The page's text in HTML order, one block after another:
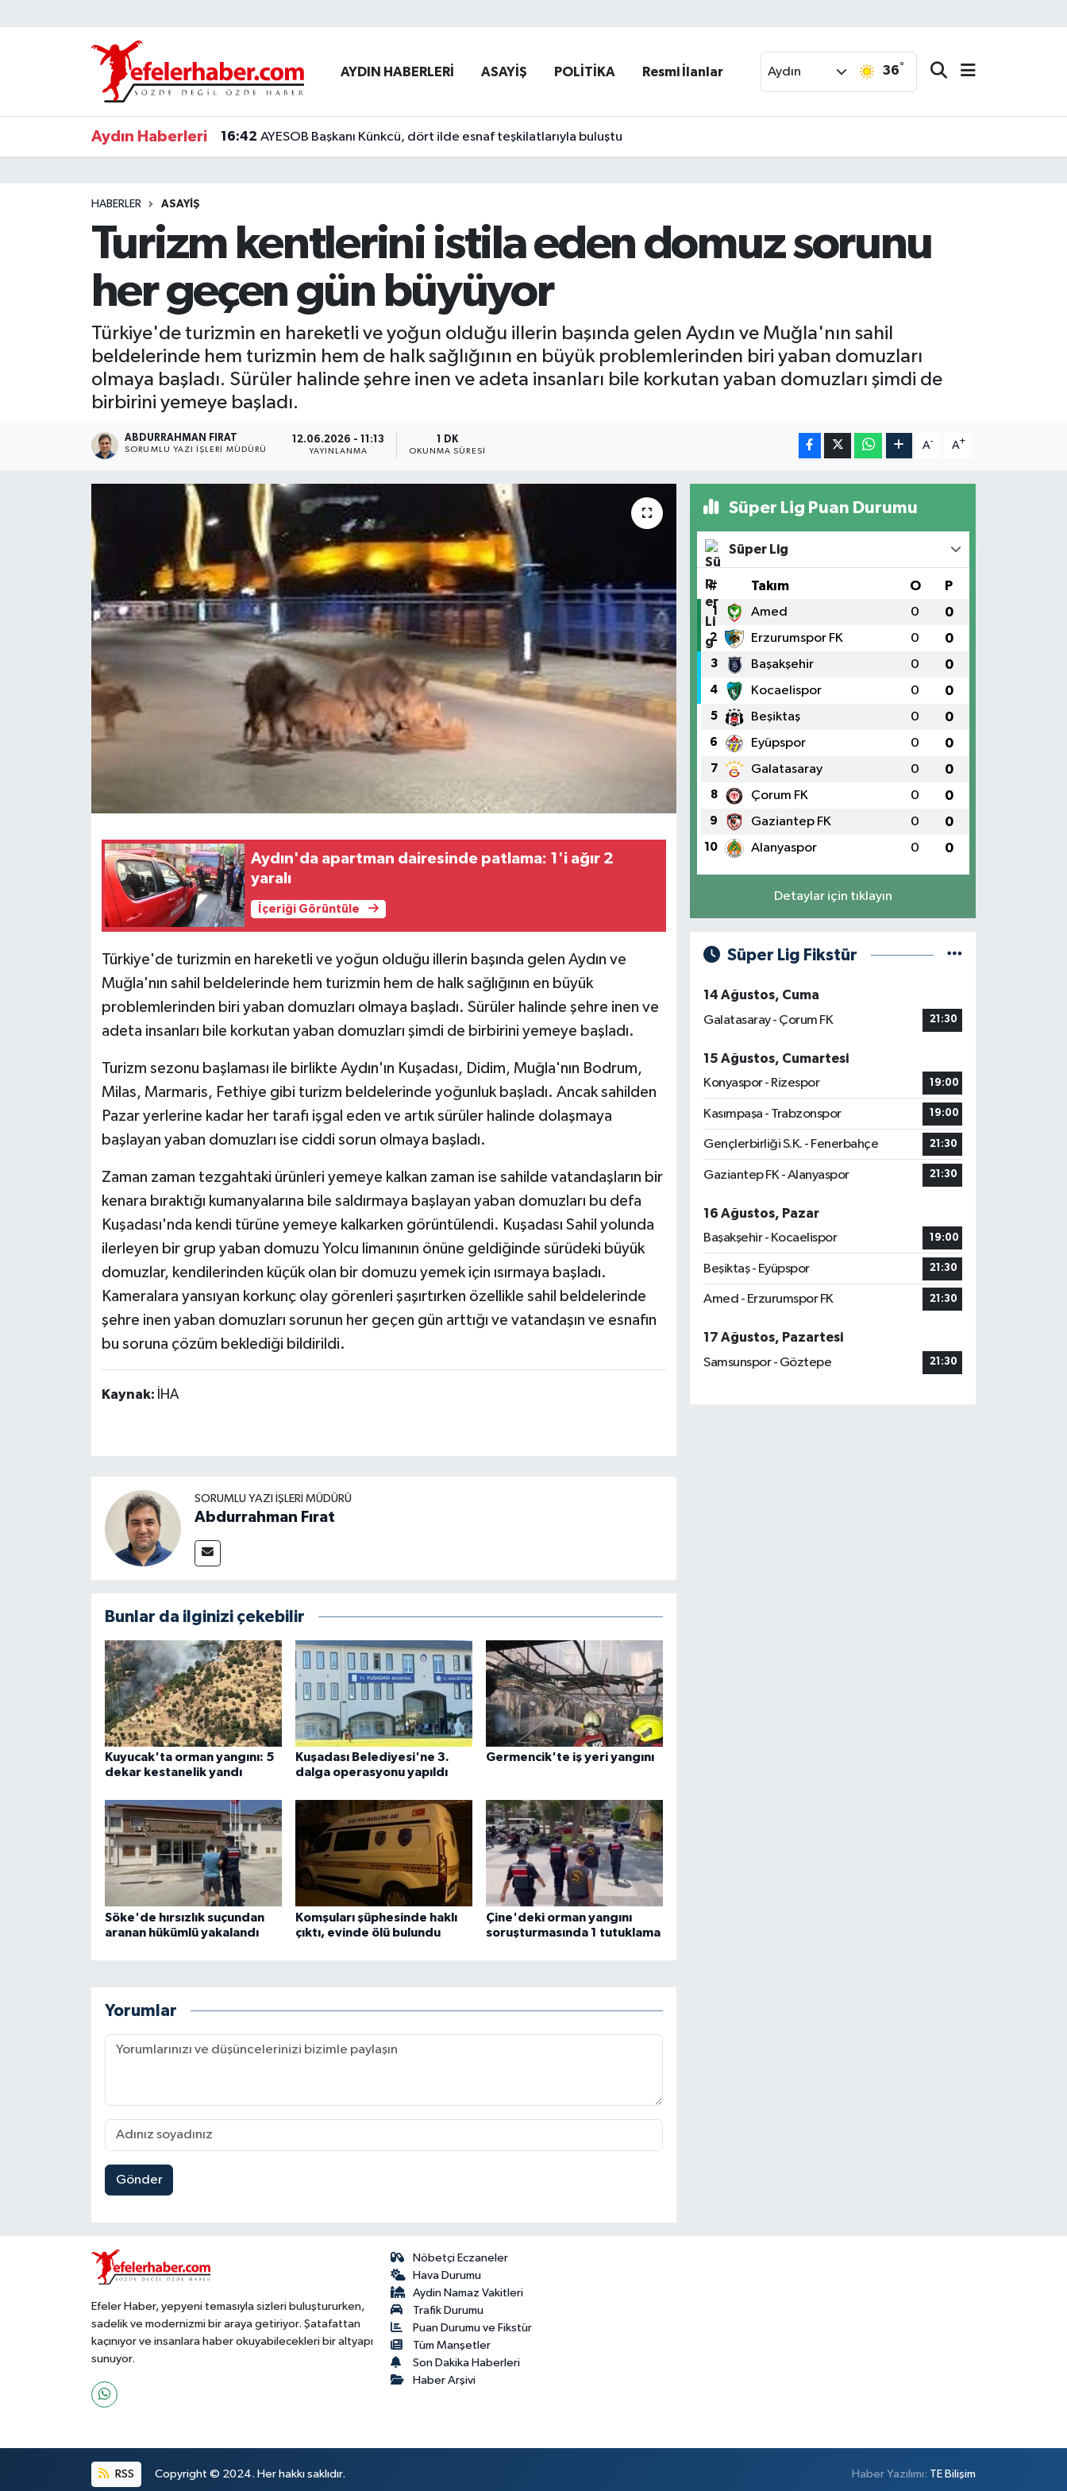
AYDIN HABERLERİ ASAYİŞ POLİTİKA Resmi İlanlar Aydın 36°
Aydın Haberleri 16:42 AYESOB Başkanı Künkcü, dört ilde esnaf teşkilatlarıyla buluştu
HABERLER ASAYİŞ
Turizm kentlerini istila eden domuz sorunu
her geçen gün büyüyor
Türkiye'de turizmin en hareketli ve yoğun olduğu illerin başında gelen Aydın ve Muğla'nın sahil
beldelerinde hem turizmin hem de halk sağlığının en büyük problemlerinden biri yaban domuzları
olmaya başladı. Sürüler halinde şehre inen ve adeta insanları bile korkutan yaban domuzları şimdi de
birbirini yemeye başladı.
ABDURRAHMAN FIRAT
SORUMLU YAZI İŞLERI MÜDÜRÜ
12.06.2026 - 11:13
YAYINLANMA
1 DK
OKUNMA SÜRESI
A- A+
Aydın'da apartman dairesinde patlama: 1'i ağır 2
yaralı
İçeriği Görüntüle
Türkiye'de turizmin en hareketli ve yoğun olduğu illerin başında gelen Aydın ve
Muğla'nın sahil beldelerinde hem turizmin hem de halk sağlığının en büyük
problemlerinden biri yaban domuzları olmaya başladı. Sürüler halinde şehre inen ve
adeta insanları bile korkutan yaban domuzları şimdi de birbirini yemeye başladı.
Turizm sezonu başlaması ile birlikte Aydın'ın Kuşadası, Didim, Muğla'nın Bodrum,
Milas, Marmaris, Fethiye gibi turizm beldelerinde yoğunluk başladı. Ancak sahilden
Pazar yerlerine kadar her tarafı işgal eden ve artık sürüler halinde dolaşmaya
başlayan yaban domuzları ise ciddi sorun olmaya başladı.
Zaman zaman tezgahtaki ürünleri yemeye kalkan zaman ise sahilde vatandaşların bir
kenara bıraktığı kumanyalarına bile saldırmaya başlayan yaban domuzları bu defa
Kuşadası'nda kendi türüne yemeye kalkarken görüntülendi. Kuşadası Sahil yolunda
ilerleyen bir grup yaban domuzu Yolcu limanının önüne geldiğinde sürüdeki büyük
domuzlar, kendilerinden küçük olan bir domuzu yemek için ısırmaya başladı.
Kameralara yansıyan korkunç olay görenleri şaşırtırken özellikle sahil beldelerinde
şehre inen yaban domuzları sorunun her geçen gün arttığı ve vatandaşın ve esnafın
bu soruna çözüm beklediği bildirildi.
Kaynak: İHA
SORUMLU YAZI İŞLERI MÜDÜRÜ
Abdurrahman Fırat
Bunlar da ilginizi çekebilir
Kuyucak'ta orman yangını: 5
dekar kestanelik yandı
Kuşadası Belediyesi'ne 3.
dalga operasyonu yapıldı
Germencik'te iş yeri yangını
Söke'de hırsızlık suçundan
aranan hükümlü yakalandı
Komşuları şüphesinde haklı
çıktı, evinde ölü bulundu
Çine'deki orman yangını
soruşturmasında 1 tutuklama
Yorumlar
Gönder
Süper Lig Puan Durumu
Süper Lig
# Takım O P
1 Amed 0 0
2 Erzurumspor FK 0 0
3 Başakşehir 0 0
4 Kocaelispor 0 0
5 Beşiktaş 0 0
6 Eyüpspor 0 0
7 Galatasaray 0 0
8 Çorum FK 0 0
9 Gaziantep FK 0 0
10 Alanyaspor 0 0
Detaylar için tıklayın
Süper Lig Fikstür
14 Ağustos, Cuma
Galatasaray - Çorum FK
21:30
15 Ağustos, Cumartesi
Konyaspor - Rizespor
19:00
Kasımpaşa - Trabzonspor 19:00
Gençlerbirliği S.K. - Fenerbahçe 21:30
Gaziantep FK - Alanyaspor 21:30
16 Ağustos, Pazar
Başakşehir - Kocaelispor
19:00
Beşiktaş - Eyüpspor 21:30
Amed - Erzurumspor FK 21:30
17 Ağustos, Pazartesi
Samsunspor - Göztepe
21:30
Efeler Haber, yepyeni temasıyla sizleri buluştururken,
sadelik ve modernizmi bir araya getiriyor. Şatafattan
kaçınıyor ve insanlara haber okuyabilecekleri bir altyapı
sunuyor.
Nöbetçi Eczaneler
Hava Durumu
Aydin Namaz Vakitleri
Trafik Durumu
Puan Durumu ve Fikstür
Tüm Manşetler
Son Dakika Haberleri
Haber Arşivi
RSS Copyright © 2024. Her hakkı saklıdır. Haber Yazılımı: TE Bilişim
Nöbetçi Eczaneler
Hava Durumu
Aydin Namaz Vakitleri
Süper Lig Puan Durumu ve Fikstür
Tüm Manşetler
Son Dakika Haberleri
Haber Arşivi